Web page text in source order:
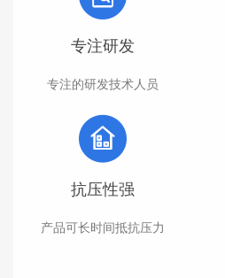
专注研发
专注的研发技术人员
抗压性强
产品可长时间抵抗压力